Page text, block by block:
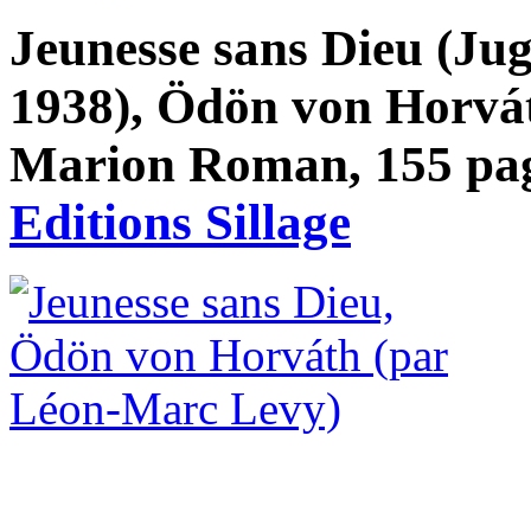
Jeunesse sans Dieu
1938), Ödön von
Marion Roman, 155
Editions Sillage